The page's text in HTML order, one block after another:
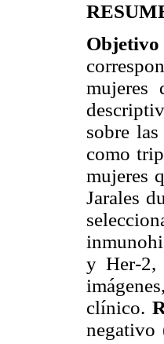
Objetivo
mujeres
sobre
como
mujeres
Jarales
y Her-2,
clínico.
negativo